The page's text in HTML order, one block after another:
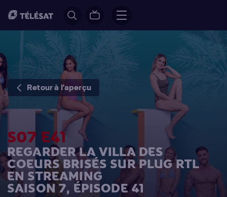
Retour à l'aperçu
S07 E41
REGARDER LA VILLA DES
COEURS BRISÉS SUR PLUG RTL
EN STREAMING
SAISON 7, ÉPISODE 41